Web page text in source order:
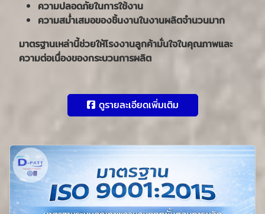
ความปลอดภัยในการใช้งาน
ความสม่ำเสมอของชิ้นงานในงานผลิตจำนวนมาก
มาตรฐานเหล่านี้ช่วยให้โรงงานลูกค้ามั่นใจในคุณภาพและ
ความต่อเนื่องของกระบวนการผลิต
ดูรายละเอียดเพิ่มเติม